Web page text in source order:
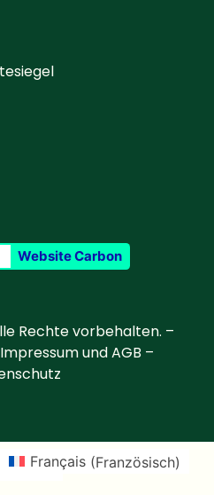
Website Carbon
Rechte vorbehalten. –
Impressum und AGB –
Français (Französisch)